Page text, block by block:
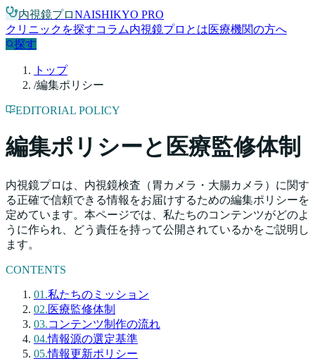
内視鏡プロNAISHIKYO PRO
クリニックを探すコラム内視鏡プロとは医療機関の方へ
探す
トップ
/編集ポリシー
EDITORIAL POLICY
編集ポリシーと医療監修体制
内視鏡プロは、内視鏡検査（胃カメラ・大腸カメラ）に関す
る正確で信頼できる情報をお届けするための編集ポリシーを
定めています。本ページでは、私たちのコンテンツがどのよ
うに作られ、どう責任を持って公開されているかをご説明し
ます。
CONTENTS
01 .私たちのミッション
02.医療監修体制
03.コンテンツ制作の流れ
04.情報源の選定基準
05.情報更新ポリシー